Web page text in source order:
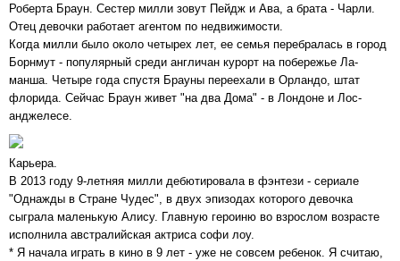
Роберта Браун. Сестер милли зовут Пейдж и Ава, а брата - Чарли.
Отец девочки работает агентом по недвижимости.
Когда милли было около четырех лет, ее семья перебралась в город
Борнмут - популярный среди англичан курорт на побережье Ла-
манша. Четыре года спустя Брауны переехали в Орландо, штат
флорида. Сейчас Браун живет "на два Дома" - в Лондоне и Лос-
анджелесе.
Карьера.
В 2013 году 9-летняя милли дебютировала в фэнтези - сериале
"Однажды в Стране Чудес", в двух эпизодах которого девочка
сыграла маленькую Алису. Главную героиню во взрослом возрасте
исполнила австралийская актриса софи лоу.
* Я начала играть в кино в 9 лет - уже не совсем ребенок. Я считаю,